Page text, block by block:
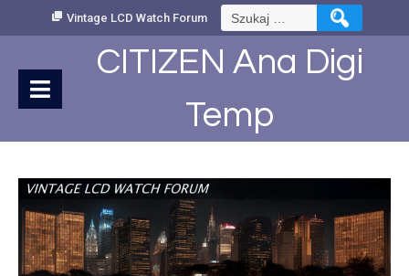
Vintage LCD Watch Forum Szukaj:
CITIZEN Ana Digi
Temp